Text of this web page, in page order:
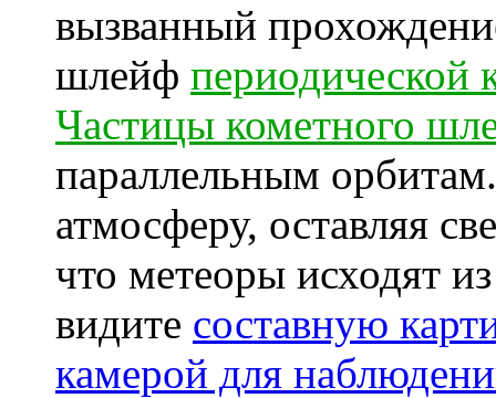
вызванный
шлейф периодической
Частицы кометного
параллельным
атмосферу, оставляя
что метеоры исходят
видите составную
камерой для